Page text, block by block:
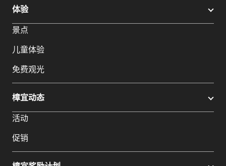
体验
景点
儿童体验
免费观光
樟宜动态
活动
促销